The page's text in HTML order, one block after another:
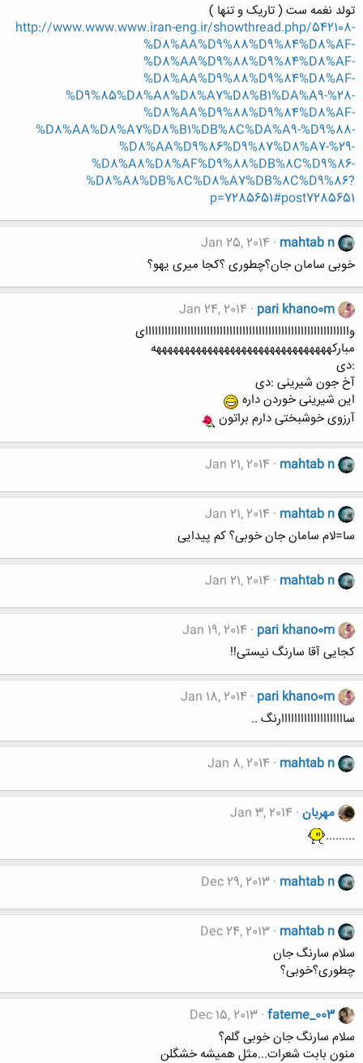
تولد نغمه ست ( تاریک و تنها )
http://www.www.www.iran-eng.ir/showthread.php/542108-
%D8%AA%D9%88%D9%84%D8%AF-
%D8%AA%D9%88%D9%84%D8%AF-
%D8%AA%D9%88%D9%84%D8%AF-
%D9%85%D8%A8%D8%A7%D8%B1%DA%A9-%28-
%D8%AA%D9%88%D9%84%D8%AF-
%D8%AA%D8%A7%D8%B1%DB%8C%DA%A9-%D9%88-
%D8%AA%D9%86%D9%87%D8%A7-%29-
%D8%A8%D8%AF%D9%88%DB%8C%D9%86-
%D8%A8%DB%8C%D8%A7%DB%8C%D9%86?
p=7285651#post7285651
mahtab n
Jan 25, 2014
خوبی سامان جان؟چطوری ؟کجا میری یهو؟
pari khano0m
Jan 24, 2014
وااااااااااااااااااااااااااااااااااااااااااااااااااااااااااااااای
مبارکهههههههههههههههههههههههههههههههه
:دی
آخ جون شیرینی :دی
این شیرینی خوردن داره
آرزوی خوشبختی دارم براتون
mahtab n
Jan 21, 2014
mahtab n
Jan 21, 2014
سا=لام سامان جان خوبی؟ کم پیدایی
mahtab n
Jan 21, 2014
pari khano0m
Jan 19, 2014
کجایی آقا سارنگ نیستی!!
pari khano0m
Jan 18, 2014
ساااااااااااااااااااارنگ ..
mahtab n
Jan 8, 2014
مهربان Jan 3, 2014
.........
mahtab n
Dec 29, 2013
mahtab n
Dec 24, 2013
سلام سارنگ جان
چطوری؟خوبی؟
fateme_003
Dec 15, 2013
سلام سارنگ جان خوبی گلم؟
منون بابت شعرات...مثل همیشه خشگلن